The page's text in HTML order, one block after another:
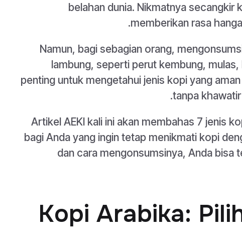
belahan dunia. Nikmatnya secangkir
memberikan rasa
Namun, bagi sebagian orang,
lambung, seperti perut kembung,
penting untuk mengetahui jenis kopi yang
tanpa
Artikel AEKI kali ini akan membahas 7 jenis
bagi Anda yang ingin tetap menikmati kopi
dan cara mengonsumsinya, Anda bisa
1. Kopi Arabika: